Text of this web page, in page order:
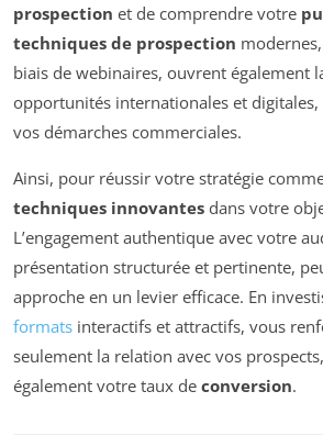
prospection et de comprendre votre
techniques de prospection
biais de webinaires, ouvrent également
opportunités internationales et digitales,
vos démarches commerciales.
Ainsi, pour réussir votre stratégie
techniques innovantes dans votre
L’engagement authentique avec votre
présentation structurée et pertinente,
approche en un levier efficace. En
formats interactifs et attractifs, vous
seulement la relation avec vos
également votre taux de conversion.